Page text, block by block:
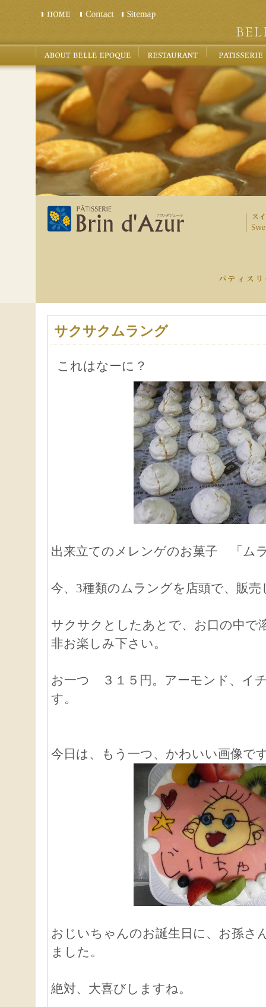
サクサクムラング
これはなーに？
出来立てのメレンゲのお菓子 「ム
今、3種類のムラングを店頭で、販
サクサクとしたあとで、お口の中で
非お楽しみ下さい。
お一つ ３１５円。アーモンド、イ
す。
今日は、もう一つ、かわいい画像で
おじいちゃんのお誕生日に、お孫さ
ました。
絶対、大喜びしますね。